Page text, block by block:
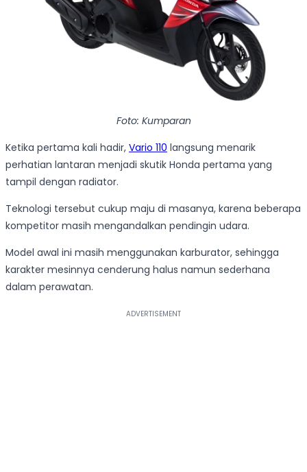
Foto: Kumparan
Ketika pertama kali hadir, Vario 110 langsung menarik
perhatian lantaran menjadi skutik Honda pertama yang
tampil dengan radiator.
Teknologi tersebut cukup maju di masanya, karena beberapa
kompetitor masih mengandalkan pendingin udara.
Model awal ini masih menggunakan karburator, sehingga
karakter mesinnya cenderung halus namun sederhana
dalam perawatan.